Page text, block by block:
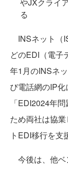
る
INSネット（
どのEDI（電子
年1月のINSネ
び電話網のIP
「EDI2024年
ため両社は協
トEDI移行を支
今後は、他ベ